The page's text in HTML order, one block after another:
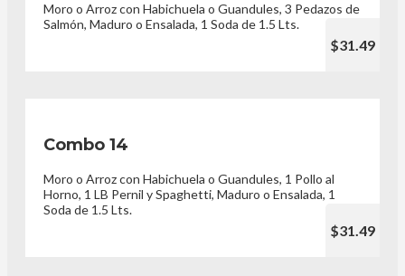
Moro o Arroz con Habichuela o Guandules, 3 Pedazos de
Salmón, Maduro o Ensalada, 1 Soda de 1.5 Lts.
$31.49
Combo 14
Moro o Arroz con Habichuela o Guandules, 1 Pollo al
Horno, 1 LB Pernil y Spaghetti, Maduro o Ensalada, 1
Soda de 1.5 Lts.
$31.49